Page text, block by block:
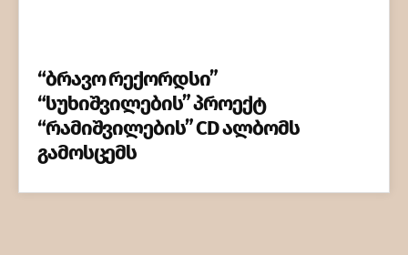
“ბრავო რექორდსი”
“სუხიშვილების” პროექტ
“რამიშვილების” CD ალბომს
გამოსცემს